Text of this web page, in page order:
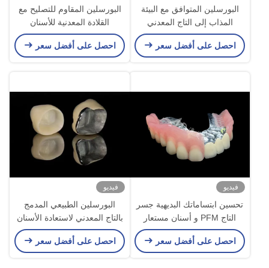
البورسلين المتوافق مع البيئة
المذاب إلى التاج المعدني
احصل على أفضل سعر
البورسلين المقاوم للتصليح مع
القلادة المعدنية للأسنان
احصل على أفضل سعر
فيديو
تحسين ابتساماتك البديهية جسر
التاج PFM و أسنان مستعار
قابلة للإزالة
احصل على أفضل سعر
فيديو
البورسلين الطبيعي المدمج
بالتاج المعدني لاستعادة الأسنان
المتضررة
احصل على أفضل سعر